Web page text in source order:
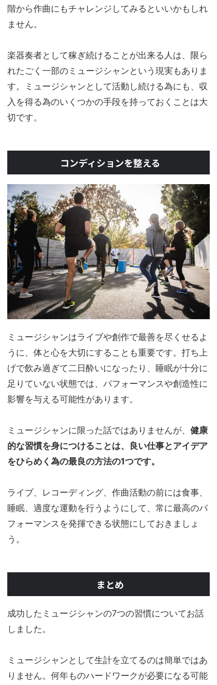
階から作曲にもチャレンジしてみるといいかもしれ
ません。
楽器奏者として稼ぎ続けることが出来る人は、限ら
れたごく一部のミュージシャンという現実もありま
す。ミュージシャンとして活動し続ける為にも、収
入を得る為のいくつかの手段を持っておくことは大
切です。
コンディションを整える
ミュージシャンはライブや創作で最善を尽くせるよ
うに、体と心を大切にすることも重要です。打ち上
げで飲み過ぎて二日酔いになったり、睡眠が十分に
足りていない状態では、パフォーマンスや創造性に
影響を与える可能性があります。
ミュージシャンに限った話ではありませんが、 健康
的な習慣を身につけることは、良い仕事とアイデア
をひらめく為の最良の方法の1つです。
ライブ、レコーディング、作曲活動の前には食事、
睡眠、適度な運動を行うようにして、常に最高のパ
フォーマンスを発揮できる状態にしておきましょ
う。
まとめ
成功したミュージシャンの7つの習慣についてお話
しました。
ミュージシャンとして生計を立てるのは簡単ではあ
りません。何年ものハードワークが必要になる可能